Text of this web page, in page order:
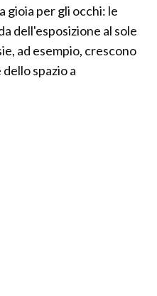
gioia per gli occhi: le
dell'esposizione al sole
ad esempio, crescono
spazio a